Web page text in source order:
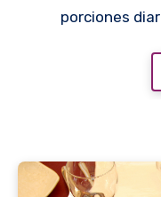
porciones